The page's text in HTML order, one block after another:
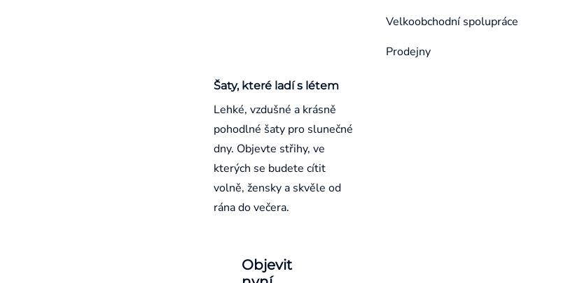
Šaty, které ladí s létem
Lehké, vzdušné a krásně
pohodlné šaty pro slunečné
dny. Objevte střihy, ve
kterých se budete cítit
volně, žensky a skvěle od
rána do večera.
Objevit
Velkoobchodní spolupráce
Prodejny